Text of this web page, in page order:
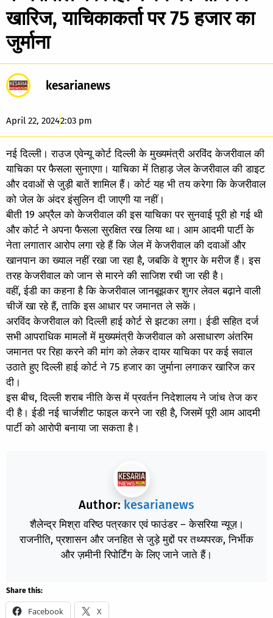
खारिज, याचिकाकर्ता पर 75 हजार का
जुर्माना
kesarianews
April 22, 20242:03 pm
नई दिल्ली। राउज एवेन्यू कोर्ट दिल्ली के मुख्यमंत्री अरविंद केजरीवाल की
याचिका पर फैसला सुनाएगा। याचिका में तिहाड़ जेल केजरीवाल की डाइट
और दवाओं से जुड़ी बातें शामिल हैं। कोर्ट यह भी तय करेगा कि केजरीवाल
को जेल के अंदर इंसुलिन दी जाएगी या नहीं।
बीती 19 अप्रैल को केजरीवाल की इस याचिका पर सुनवाई पूरी हो गई थी
और कोर्ट ने अपना फैसला सुरक्षित रख लिया था। आम आदमी पार्टी के
नेता लगातार आरोप लगा रहे हैं कि जेल में केजरीवाल की दवाओं और
खानपान का ख्याल नहीं रखा जा रहा है, जबकि वे शुगर के मरीज हैं। इस
तरह केजरीवाल को जान से मारने की साजिश रची जा रही है।
वहीं, ईडी का कहना है कि केजरीवाल जानबूझकर शुगर लेवल बढ़ाने वाली
चीजें खा रहे हैं, ताकि इस आधार पर जमानत ले सकें।
अरविंद केजरीवाल को दिल्ली हाई कोर्ट से झटका लगा। ईडी सहित दर्ज
सभी आपराधिक मामलों में मुख्यमंत्री केजरीवाल को असाधारण अंतरिम
जमानत पर रिहा करने की मांग को लेकर दायर याचिका पर कई सवाल
उठाते हुए दिल्ली हाई कोर्ट ने 75 हजार का जुर्माना लगाकर खारिज कर
दी।
इस बीच, दिल्ली शराब नीति केस में प्रवर्तन निदेशालय ने जांच तेज कर
दी है। ईडी नई चार्जशीट फाइल करने जा रही है, जिसमें पूरी आम आदमी
पार्टी को आरोपी बनाया जा सकता है।
Author: kesarianews
शैलेन्द्र मिश्रा वरिष्ठ पत्रकार एवं फाउंडर – केसरिया न्यूज़।
राजनीति, प्रशासन और जनहित से जुड़े मुद्दों पर तथ्यपरक, निर्भीक
और ज़मीनी रिपोर्टिंग के लिए जाने जाते हैं।
Share this:
Facebook X